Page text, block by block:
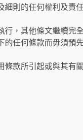
則的任何權利及責
，其他條文繼續完
任何條款而毋須預
款所引起或與其有